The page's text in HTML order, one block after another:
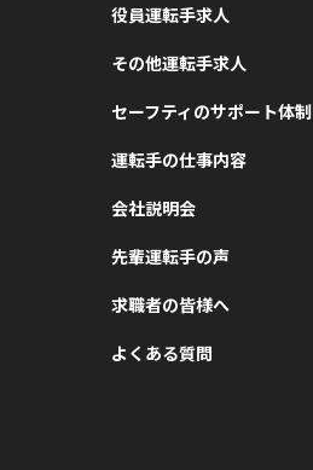
役員運転手求人
その他運転手求人
セーフティのサポート体制
運転手の仕事内容
会社説明会
先輩運転手の声
求職者の皆様へ
よくある質問